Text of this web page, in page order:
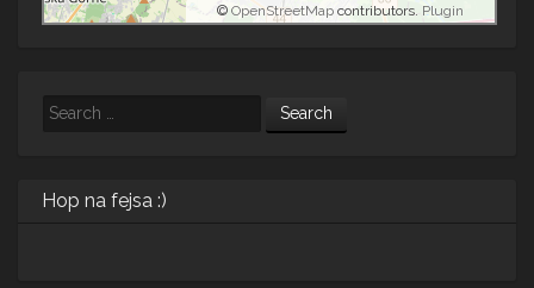
© OpenStreetMap contributors. Plugin
Search
Hop na fejsa :)